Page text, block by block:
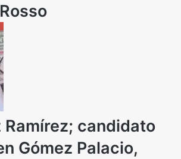
Ramírez; candidato
Gómez Palacio,